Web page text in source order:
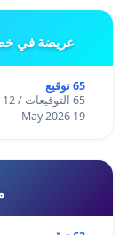
عريضة في
65 توقيع
65 التوقيعات / 12 أشهر
19 May 2026